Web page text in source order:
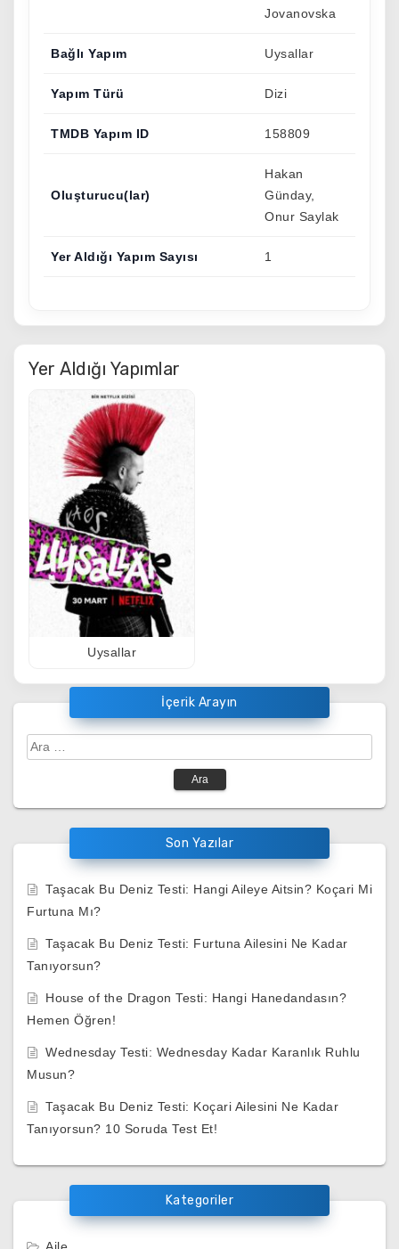
Jovanovska
Bağlı Yapım Uysallar
Yapım Türü Dizi
TMDB Yapım ID 158809
Oluşturucu(lar)
Hakan
Günday,
Onur Saylak
Yer Aldığı Yapım Sayısı 1
Yer Aldığı Yapımlar
Uysallar
İçerik Arayın
Arama:
Son Yazılar
Taşacak Bu Deniz Testi: Hangi Aileye Aitsin? Koçari Mi
Furtuna Mı?
Taşacak Bu Deniz Testi: Furtuna Ailesini Ne Kadar
Tanıyorsun?
House of the Dragon Testi: Hangi Hanedandasın?
Hemen Öğren!
Wednesday Testi: Wednesday Kadar Karanlık Ruhlu
Musun?
Taşacak Bu Deniz Testi: Koçari Ailesini Ne Kadar
Tanıyorsun? 10 Soruda Test Et!
Kategoriler